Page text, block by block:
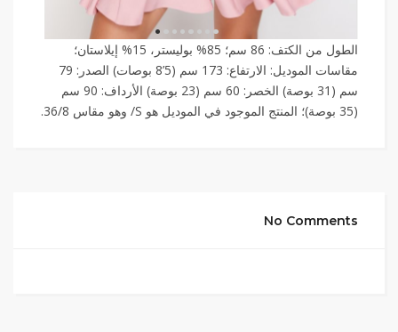
الطول من الكتف: 86 سم؛ 85% بوليستر، 15% إيلاستان؛
مقاسات الموديل: الارتفاع: 173 سم (5’8 بوصات) الصدر: 79
سم (31 بوصة) الخصر: 60 سم (23 بوصة) الأرداف: 90 سم
(35 بوصة)؛ المنتج الموجود في الموديل هو S/ وهو مقاس 36/8.
No Comments